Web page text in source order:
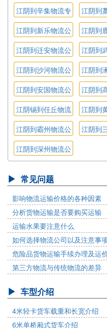
线
江阴到辛集物流专
线
江阴到
江阴到新乐物流公
司
江阴到
江阴到迁安物流公
司
江阴到
江阴到沙河物流公
司
江阴到
江阴到安国物流公
司
江阴到
江阴锡到任丘物流
公司
江阴到
江阴到霸州物流公
司
江阴到
江阴到深州物流公
司
常见问题
影响物流运输价格的各种因素
分析货物运输是否要购买运输
运输水果要注意什么
如何选择物流公司以及注意事
危险品货物运输手续办理及运
第三方物流与传统物流的差异
车型介绍
4米轻卡货车载重和长宽介绍
6米单桥厢式货车介绍